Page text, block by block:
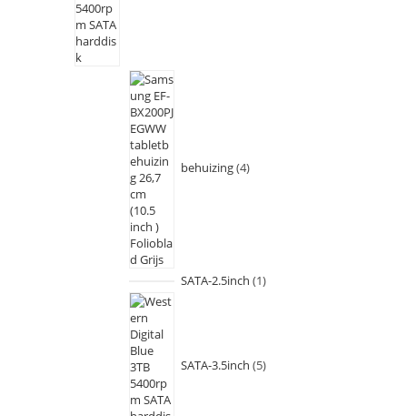
behuizing 4
SATA-2.5inch 1
SATA-3.5inch 5